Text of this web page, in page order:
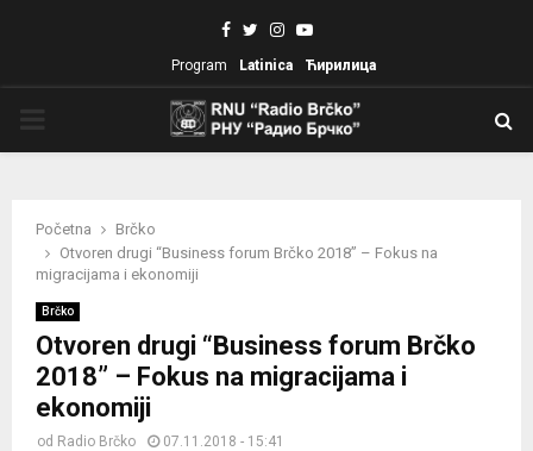
Facebook
TwitterInstagram
Youtube
Program Latinica Ћирилица
Početna
Brčko
Otvoren drugi “Business forum Brčko 2018” – Fokus na
migracijama i ekonomiji
Brčko
Otvoren drugi “Business forum Brčko
2018” – Fokus na migracijama i
ekonomiji
od Radio Brčko 07.11.2018 - 15:41